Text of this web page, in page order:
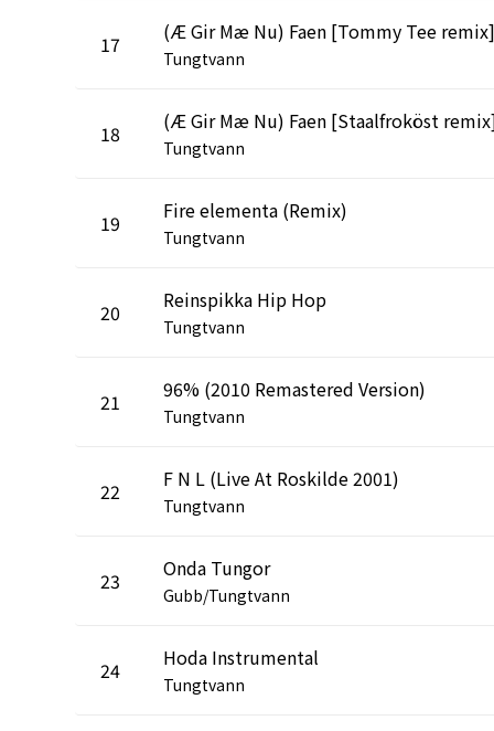
17
Tungtvann
18
Tungtvann
19 Fire elementa (Remix)
Tungtvann
20 Reinspikka Hip Hop
Tungtvann
21 96% (2010 Remastered Version)
Tungtvann
22 F N L (Live At Roskilde 2001)
Tungtvann
23 Onda Tungor
Gubb/Tungtvann
24 Hoda Instrumental
Tungtvann